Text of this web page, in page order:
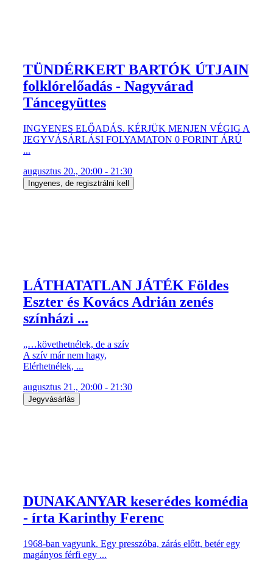
TÜNDÉRKERT BARTÓK ÚTJAIN
folklórelőadás - Nagyvárad
Táncegyüttes
INGYENES ELŐADÁS. KÉRJÜK MENJEN VÉGIG A
JEGYVÁSÁRLÁSI FOLYAMATON 0 FORINT ÁRÚ
...
augusztus 20., 20:00 - 21:30
Ingyenes, de regisztrálni kell
LÁTHATATLAN JÁTÉK Földes
Eszter és Kovács Adrián zenés
színházi ...
„…követhetnélek, de a szív
A szív már nem hagy,
Elérhetnélek, ...
augusztus 21., 20:00 - 21:30
Jegyvásárlás
DUNAKANYAR keserédes komédia
- írta Karinthy Ferenc
1968-ban vagyunk. Egy presszóba, zárás előtt, betér egy
magányos férfi egy ...